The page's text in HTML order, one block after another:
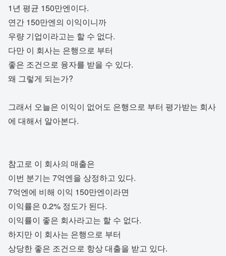
1년 평균 150만엔이다.
연간 150만엔의 이익이니까
우량 기업이라고는 할 수 없다.
다만 이 회사는 은행으로 부터
좋은 조건으로 융자를 받을 수 있다.
왜 그렇게 되는가?
그래서 오늘은 이익이 없어도 은행으로 부터 평가받는 회사
에 대해서 알아본다.
참고로 이 회사의 매출은
이번 분기는 7억엔을 상정하고 있다.
7억엔에 비해 이익 150만엔이라면
이익률은 0.2% 정도가 된다.
이익률이 좋은 회사라고는 할 수 없다.
하지만 이 회사는 은행으로 부터
상당한 좋은 조건으로 항상 대출을 받고 있다.